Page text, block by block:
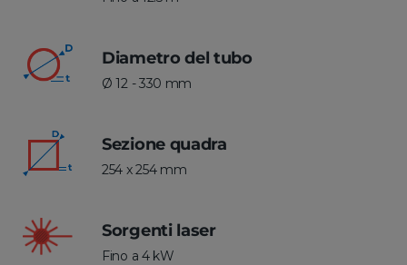
Diametro del tubo
Ø 12 - 330 mm
Sezione quadra
254 x 254 mm
Sorgenti laser
Fino a 4 kW